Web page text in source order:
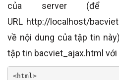
của server (để
URL http://localhost/
về nội dung của tập tin
tập tin bacviet_ajax.html với
<html>